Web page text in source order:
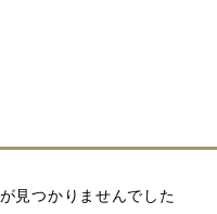
見つかりませんでした